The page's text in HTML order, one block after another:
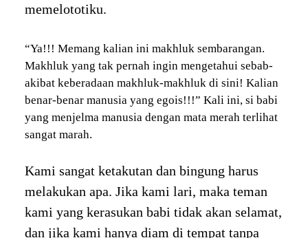
memelototiku.
“Ya!!! Memang kalian ini makhluk sembarangan.
Makhluk yang tak pernah ingin mengetahui sebab-
akibat keberadaan makhluk-makhluk di sini! Kalian
benar-benar manusia yang egois!!!” Kali ini, si babi
yang menjelma manusia dengan mata merah terlihat
sangat marah.
Kami sangat ketakutan dan bingung harus
melakukan apa. Jika kami lari, maka teman
kami yang kerasukan babi tidak akan selamat,
dan jika kami hanya diam di tempat tanpa